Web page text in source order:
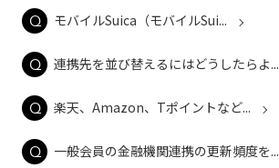
モバイルSuica（モバイルSui...
連携先を並び替えるにはどうしたらよ...
楽天、Amazon、Tポイントなど...
一般会員の金融機関連携の更新頻度を...